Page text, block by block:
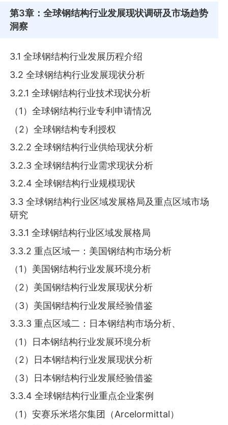
第3章 ：全球钢结构行业发展现状调研及市场趋势
洞察
3.1 全球钢结构行业发展历程介绍
3.2 全球钢结构行业发展现状分析
3.2.1 全球钢结构行业技术现状分析
（1）全球钢结构行业专利申请情况
（2）全球钢结构专利授权
3.2.2 全球钢结构行业供给现状分析
3.2.3 全球钢结构行业需求现状分析
3.2.4 全球钢结构行业规模现状
3.3 全球钢结构行业区域发展格局及重点区域市场
研究
3.3.1 全球钢结构行业区域发展格局
3.3.2 重点区域一：美国钢结构市场分析
（1）美国钢结构行业发展环境分析
（2）美国钢结构行业发展现状分析
（3）美国钢结构行业发展经验借鉴
3.3.3 重点区域二：日本钢结构市场分析、
（1）日本钢结构行业发展环境分析
（2）日本钢结构行业发展现状分析
（3）日本钢结构行业发展经验借鉴
3.3.4 全球钢结构行业重点企业案例
（1）安赛乐米塔尔集团（Arcelormittal）